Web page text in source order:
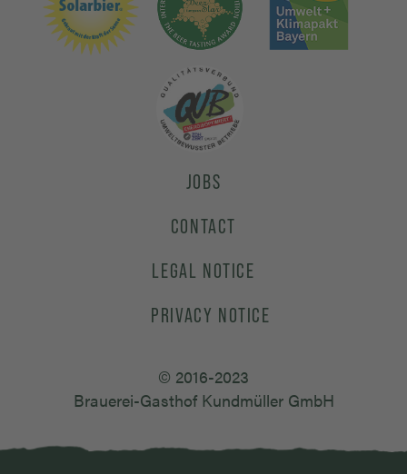
JOBS
CONTACT
LEGAL NOTICE
PRIVACY NOTICE
© 2016-2023
Brauerei-Gasthof Kundmüller GmbH